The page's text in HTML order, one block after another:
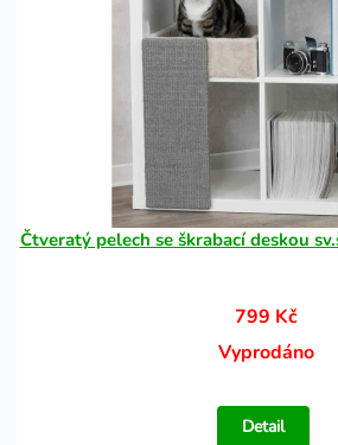
Čtveratý pelech se škrabací deskou
799 Kč
Vyprodáno
Detail